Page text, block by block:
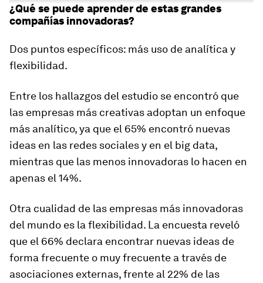
¿Qué se puede aprender de estas grandes
compañías innovadoras?
Dos puntos específicos: más uso de analítica y
flexibilidad.
Entre los hallazgos del estudio se encontró que
las empresas más creativas adoptan un enfoque
más analítico, ya que el 65% encontró nuevas
ideas en las redes sociales y en el big data,
mientras que las menos innovadoras lo hacen en
apenas el 14%.
Otra cualidad de las empresas más innovadoras
del mundo es la flexibilidad. La encuesta reveló
que el 66% declara encontrar nuevas ideas de
forma frecuente o muy frecuente a través de
asociaciones externas, frente al 22% de las